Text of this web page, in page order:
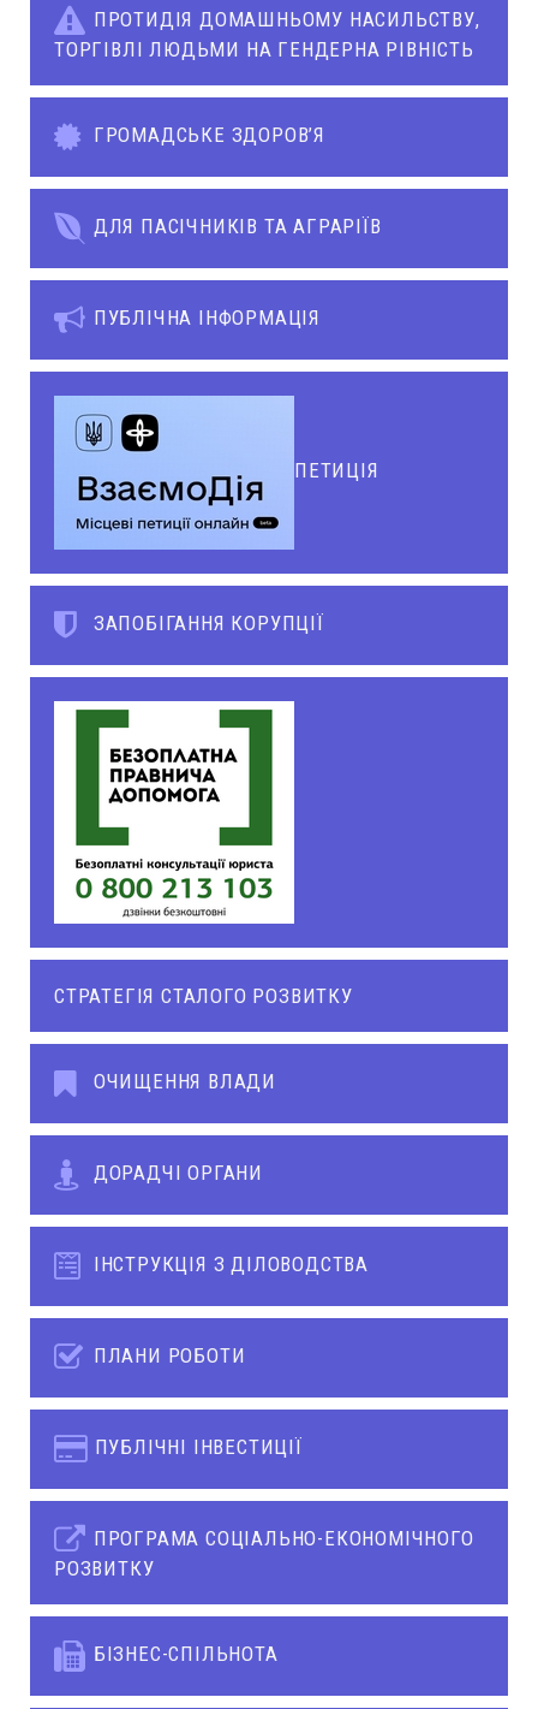
ПРОТИДІЯ ДОМАШНЬОМУ НАСИЛЬСТВУ,
ТОРГІВЛІ ЛЮДЬМИ НА ГЕНДЕРНА РІВНІСТЬ
ГРОМАДСЬКЕ ЗДОРОВ’Я
ДЛЯ ПАСІЧНИКІВ ТА АГРАРІЇВ
ПУБЛІЧНА ІНФОРМАЦІЯ
ПЕТИЦІЯ
ЗАПОБІГАННЯ КОРУПЦІЇ
СТРАТЕГІЯ СТАЛОГО РОЗВИТКУ
ОЧИЩЕННЯ ВЛАДИ
ДОРАДЧІ ОРГАНИ
ІНСТРУКЦІЯ З ДІЛОВОДСТВА
ПЛАНИ РОБОТИ
ПУБЛІЧНІ ІНВЕСТИЦІЇ
ПРОГРАМА СОЦІАЛЬНО-ЕКОНОМІЧНОГО
РОЗВИТКУ
БІЗНЕС-СПІЛЬНОТА